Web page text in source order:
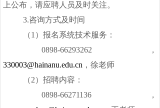
上公布，请应聘人员及时关注。
3.咨询方式及时间
（1）报名系统技术服务：
0898-66293262，
330003@hainanu.edu.cn ，徐老师
（2）招聘内容：
0898-66271136，